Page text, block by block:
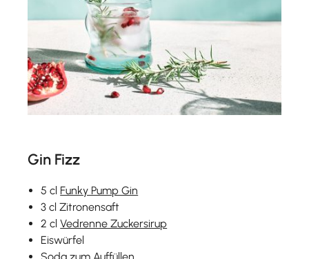
Gin Fizz
5 cl Funky Pump Gin
3 cl Zitronensaft
2 clVedrenne Zuckersirup
Eiswürfel